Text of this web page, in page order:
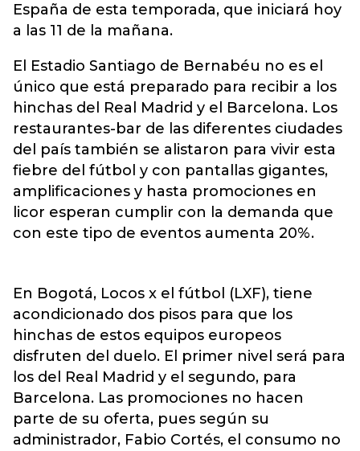
España de esta temporada, que iniciará hoy
a las 11 de la mañana.
El Estadio Santiago de Bernabéu no es el
único que está preparado para recibir a los
hinchas del Real Madrid y el Barcelona. Los
restaurantes-bar de las diferentes ciudades
del país también se alistaron para vivir esta
fiebre del fútbol y con pantallas gigantes,
amplificaciones y hasta promociones en
licor esperan cumplir con la demanda que
con este tipo de eventos aumenta 20%.
En Bogotá, Locos x el fútbol (LXF), tiene
acondicionado dos pisos para que los
hinchas de estos equipos europeos
disfruten del duelo. El primer nivel será para
los del Real Madrid y el segundo, para
Barcelona. Las promociones no hacen
parte de su oferta, pues según su
administrador, Fabio Cortés, el consumo no